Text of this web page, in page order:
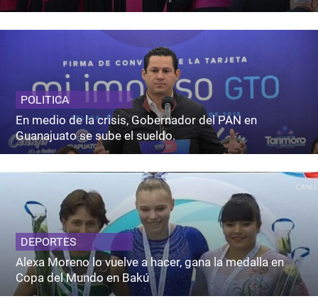
POLITICA
En medio de la crisis, Gobernador del PAN en
Guanajuato se sube el sueldo.
DEPORTES
Alexa Moreno lo vuelve a hacer, gana la medalla en
Copa del Mundo en Bakú